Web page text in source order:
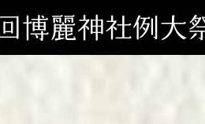
博麗神社例大